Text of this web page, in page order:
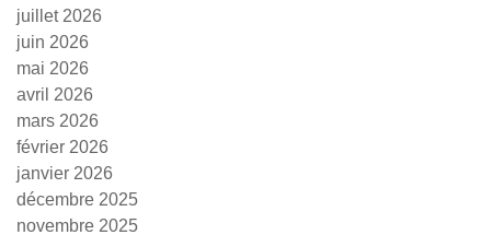
juillet 2026
juin 2026
mai 2026
avril 2026
mars 2026
février 2026
janvier 2026
décembre 2025
novembre 2025